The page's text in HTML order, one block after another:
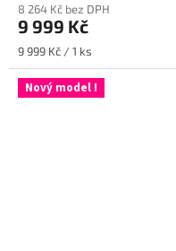
8 264 Kč bez DPH
9 999 Kč
Měrná
cena:
9 999 Kč / 1 ks
Nový model !